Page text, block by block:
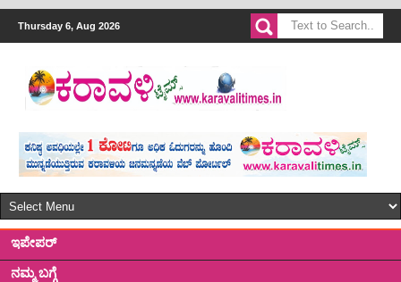
Thursday 6, Aug 2026
ಇಪೇಪರ್
ನಮ್ಮ ಬಗ್ಗೆ